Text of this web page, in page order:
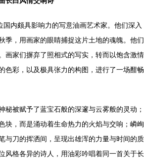
国内颇具影响力的写意油画艺术家。他们深入
季，用画家的眼睛捕捉这片土地的魂魄。他们
画家们摒弃了照相式的写实，转而以饱含激情
色彩，以及极具张力的构图，进行了一场酣畅
秘被赋予了蓝宝石般的深邃与云雾般的灵动；
块，而是涌动着生命热力的火焰与交响；嶙峋
与刀的挥洒间，呈现出雄浑的力量与时间的质
风格各异的诗人，用油彩吟唱着同一首关于长